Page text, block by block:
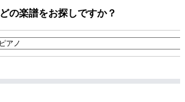
どの楽譜をお探しですか？